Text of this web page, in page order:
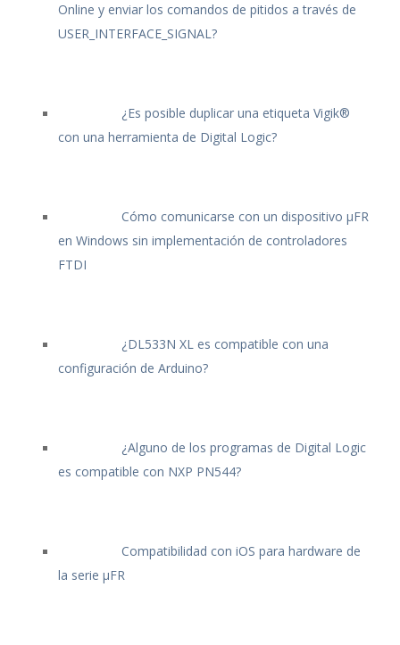
Online y enviar los comandos de pitidos a través de
USER_INTERFACE_SIGNAL?
¿Es posible duplicar una etiqueta Vigik®
con una herramienta de Digital Logic?
Cómo comunicarse con un dispositivo μFR
en Windows sin implementación de controladores
FTDI
¿DL533N XL es compatible con una
configuración de Arduino?
¿Alguno de los programas de Digital Logic
es compatible con NXP PN544?
Compatibilidad con iOS para hardware de
la serie μFR